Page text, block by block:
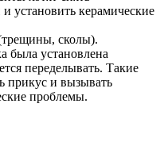
установить керамические
сколы).
была установлена
переделывать. Такие
прикус и вызывать
проблемы.